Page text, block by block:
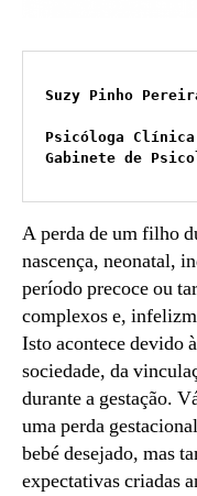
Suzy Pinho
Psicóloga Clínica
Gabinete de
A perda de um filho
nascença, neonatal,
período precoce ou
complexos e,
Isto acontece devido
sociedade, da
durante a gestação.
uma perda
bebé desejado, mas
expectativas criadas